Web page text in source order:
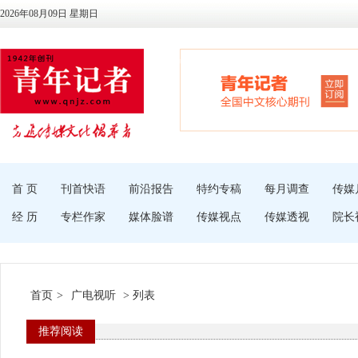
2026年08月09日 星期日
首 页 刊首快语 前沿报告 特约专稿 每月调查 传媒
经 历 专栏作家 媒体脸谱 传媒视点 传媒透视 院长
首页 > 广电视听 > 列表
推荐阅读